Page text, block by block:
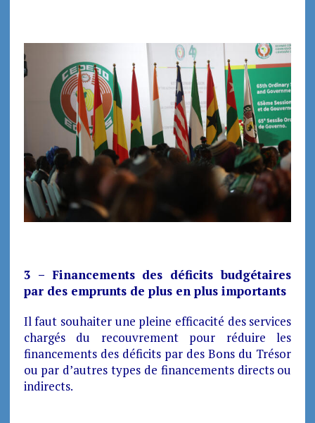
3 – Financements des déficits budgétaires
par des emprunts de plus en plus importants
Il faut souhaiter une pleine efficacité des services
chargés du recouvrement pour réduire les
financements des déficits par des Bons du Trésor
ou par d’autres types de financements directs ou
indirects.